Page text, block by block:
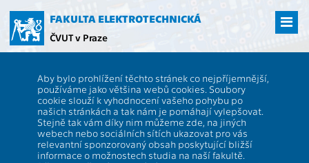
hlavní
obsah
FAKULTA ELEKTROTECHNICKÁ
ČVUT v Praze
Aby bylo prohlížení těchto stránek co nejpříjemnější,
používáme jako většina webů cookies. Soubory
cookie slouží k vyhodnocení vašeho pohybu po
našich stránkách a tak nám je pomáhají vylepšovat.
Stejně tak vám díky nim můžeme zde, na jiných
webech nebo sociálních sítích ukazovat pro vás
relevantní sponzorovaný obsah poskytující bližší
informace o možnostech studia na naší fakultě.
bakalářských studijních programů
Informace pro studenty
nastupující do 1. ročníku
bakalářských studijních programů